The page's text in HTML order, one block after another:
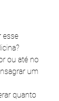
esse
ou até no
um
quanto